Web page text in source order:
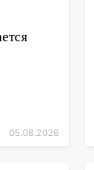
05.08.2026